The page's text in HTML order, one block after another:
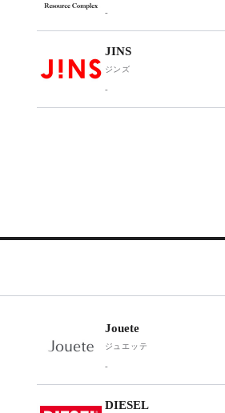
-
JINS
ジンズ
-
Jouete
ジュエッテ
-
DIESEL